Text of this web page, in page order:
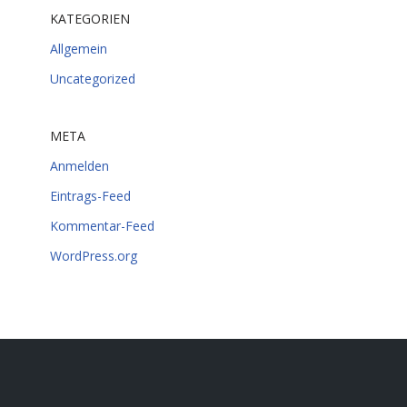
KATEGORIEN
Allgemein
Uncategorized
META
Anmelden
Eintrags-Feed
Kommentar-Feed
WordPress.org